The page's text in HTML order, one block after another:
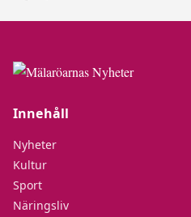
Innehåll
Nyheter
Kultur
Sport
Näringsliv